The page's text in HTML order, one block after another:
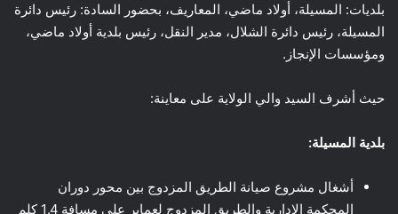
بلديات: المسيلة، أولاد ماضي، المعاريف، بحضور السادة: رئيس دائرة
المسيلة، رئيس دائرة الشلال، مدير النقل، رئيس بلدية أولاد ماضي،
ومؤسسات الإنجاز.
حيث أشرف السيد والي الولاية على معاينة:
بلدية المسيلة:
أشغال مشروع صيانة الطريق المزدوج بين محور دوران
المحكمة الإدارية والطريق المزدوج لعماير على مسافة 1.4 كلم